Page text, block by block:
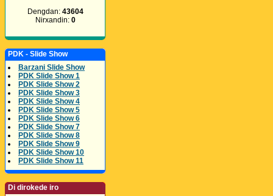
Dengdan: 43604
Nirxandin: 0
PDK - Slide Show
Barzani Slide Show
PDK Slide Show 1
PDK Slide Show 2
PDK Slide Show 3
PDK Slide Show 4
PDK Slide Show 5
PDK Slide Show 6
PDK Slide Show 7
PDK Slide Show 8
PDK Slide Show 9
PDK Slide Show 10
PDK Slide Show 11
Di dirokede iro